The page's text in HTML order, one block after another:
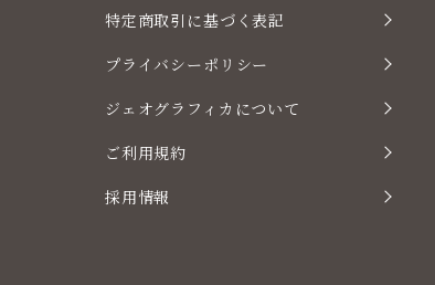
特定商取引に基づく表記
プライバシーポリシー
ジェオグラフィカについて
ご利用規約
採用情報